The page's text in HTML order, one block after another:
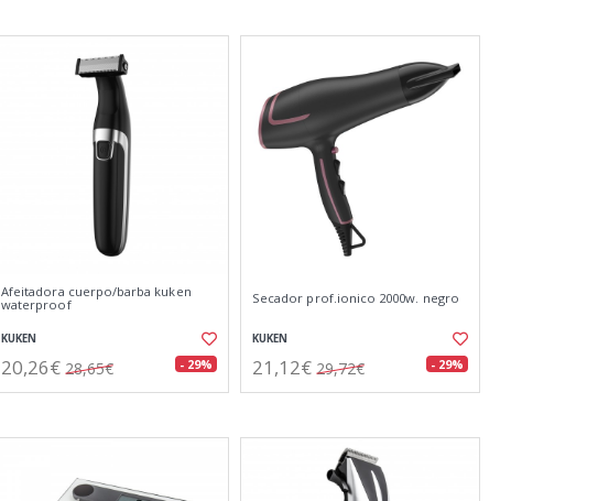
Afeitadora cuerpo/barba kuken
waterproof
KUKEN
20,26€ 28,65€ - 29%
Secador prof.ionico 2000w. negro
KUKEN
21,12€ 29,72€ - 29%